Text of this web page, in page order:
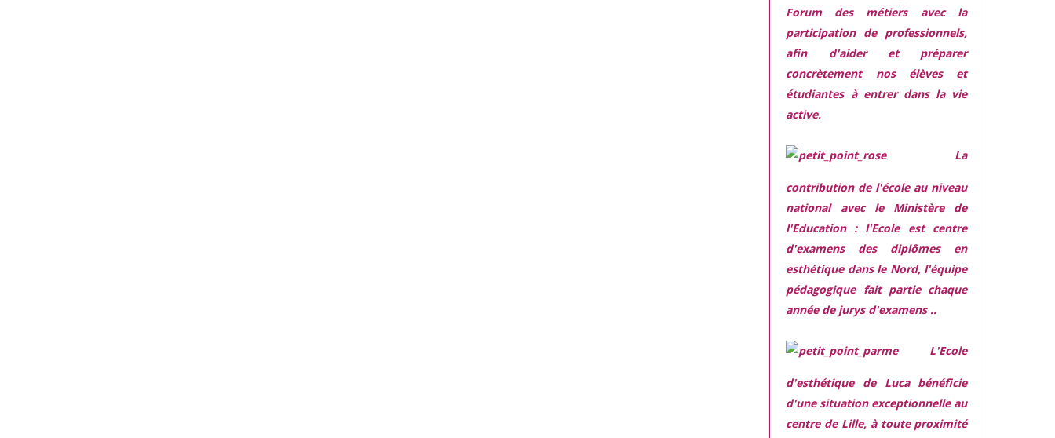
Forum des métiersavec la
participation de professionnels,
afin d'aider et préparer
concrètement nos élèves et
étudiantes à entrer dans la vie
active.
La
contribution de l'école au niveau
national avec le Ministère de
l'Education : l'Ecole est centre
d'examens des diplômes en
esthétique dans le Nord, l'équipe
pédagogique fait partie chaque
année de jurys d'examens ..
L'Ecole
d'esthétique de Luca bénéficie
d'une situation exceptionnelleau
centre de Lille, à toute proximité